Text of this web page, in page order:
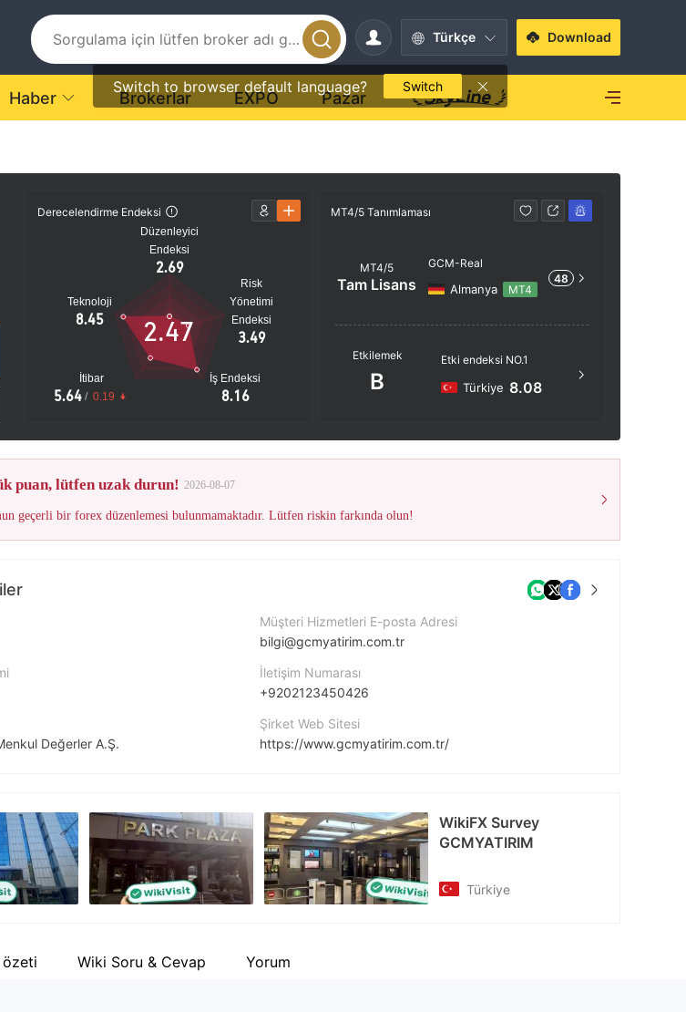
Türkçe
Switch to browser default language? Switch
Download
Haber Brokerlar EXPO Pazar
Derecelendirme Endeksi
Düzenleyici
Endeksi
2.69
Teknoloji
8.45
İtibar
5.64 / 0.19
İş Endeksi
8.16
Risk
Yönetimi
Endeksi
3.49
2.47
MT4/5 Tanımlaması
MT4/5
Tam Lisans
GCM-Real
Almanya MT4
48
Etkilemek
B
Etki endeksi NO.1
Türkiye 8.08
puan, lütfen uzak durun! 2026-08-07
geçerli bir forex düzenlemesi bulunmamaktadır. Lütfen riskin farkında olun!
Değerler A.Ş.
Müşteri Hizmetleri E-posta Adresi
bilgi@gcmyatirim.com.tr
İletişim Numarası
+9202123450426
Şirket Web Sitesi
https://www.gcmyatirim.com.tr/
Facebook
https://www.facebook.com/gcmyatirim
WikiFX Survey
GCMYATIRIM
Türkiye
Wiki Soru & Cevap Yorum